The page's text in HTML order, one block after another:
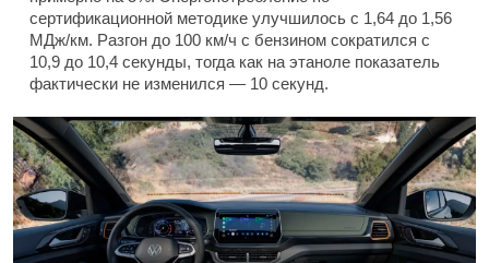
сертификационной методике улучшилось с 1,64 до 1,56
МДж/км. Разгон до 100 км/ч с бензином сократился с
10,9 до 10,4 секунды, тогда как на этаноле показатель
фактически не изменился — 10 секунд.